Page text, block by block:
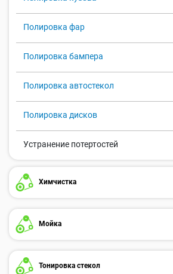
Полировка фар
Полировка бампера
Полировка автостекол
Полировка дисков
Устранение потертостей
Химчистка
Мойка
Тонировка стекол